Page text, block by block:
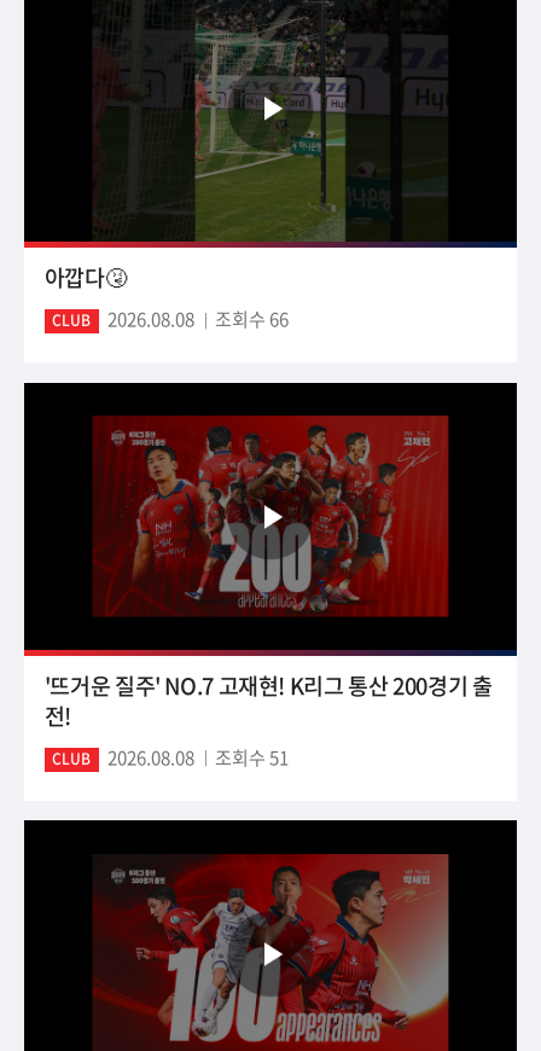
아깝다🤧
CLUB 2026.08.08 조회수 66
'뜨거운 질주' NO.7 고재현! K리그 통산 200경기 출
전!
CLUB 2026.08.08 조회수 51